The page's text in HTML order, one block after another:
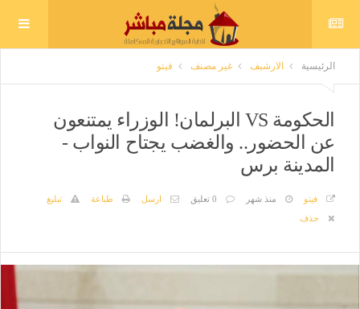
الرئيسية الارشيف غير مصنف فيتو
الحكومة VS البرلمان! الوزراء يمتنعون
عن الحضور.. والغضب يجتاح النواب -
المدينة برس
فيتو منذ شهر 0 تعليق ارسل طباعة
تبليغ
حذف